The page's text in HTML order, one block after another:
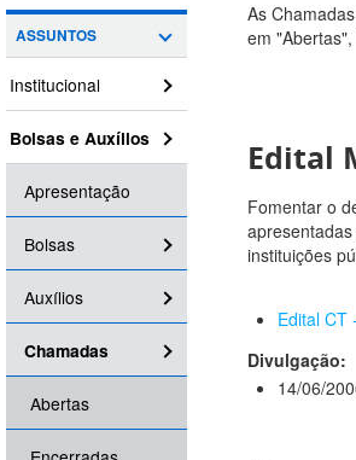
ASSUNTOS
Institucional
Bolsas e Auxílios
Apresentação
Bolsas
Auxílios
Chamadas
Abertas
As
em
Edital
Fomentar o
instituições
Edital CT
Divulgação:
14/06/